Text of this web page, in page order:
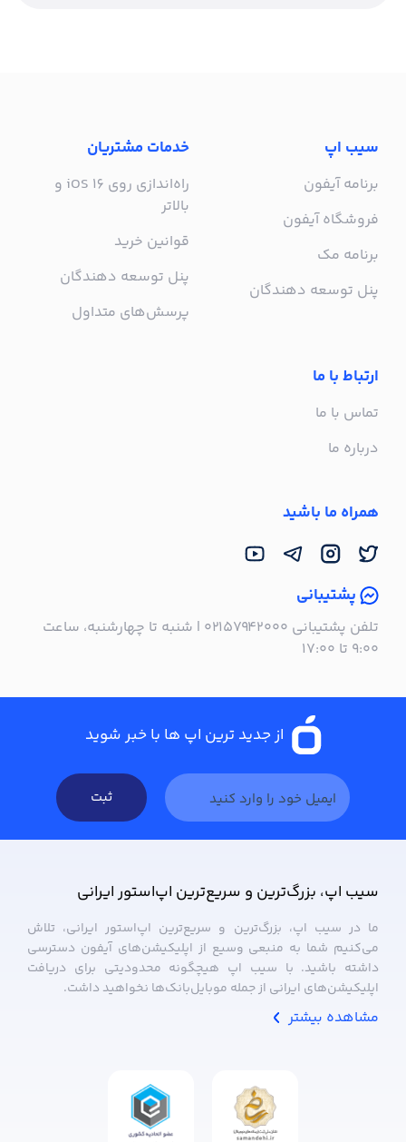
سیب اپ
برنامه آیفون
فروشگاه آیفون
برنامه مک
پنل توسعه دهندگان
خدمات مشتریان
راه‌اندازی روی iOS 16 و
بالاتر
قوانین خرید
پنل توسعه دهندگان
پرسش‌های متداول
ارتباط با ما
تماس با ما
درباره ما
همراه ما باشید
پشتیبانی
تلفن پشتیبانی ۰۲۱۵۷۹۴۲۰۰۰ | شنبه تا چهارشنبه، ساعت
۹:۰۰ تا ۱۷:۰۰
از جدید ترین اپ ها با خبر شوید
ثبت
سیب ‌اپ، بزرگ‌ترین و سریع‌ترین اپ‌استور ایرانی
ما در سیب ‌اپ، بزرگ‌ترین و سریع‌ترین اپ‌استور ایرانی، تلاش
می‌کنیم شما به منبعی وسیع از اپلیکیشن‌های آیفون دسترسی
داشته باشید. با سیب ‌اپ هیچگونه محدودیتی برای دریافت
اپلیکیشن‌های ایرانی از جمله موبایل‌بانک‌ها نخواهید داشت.
مشاهده بیشتر